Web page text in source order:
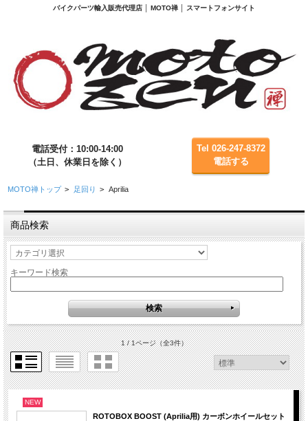
バイクパーツ輸入販売代理店 │ MOTO禅 │ スマートフォンサイト
電話受付：10:00-14:00
（土日、休業日を除く）
Tel 026-247-8372
電話する
MOTO禅トップ > 足回り > Aprilia
商品検索
キーワード検索
1 / 1ページ（全3件）
NEW
ROTOBOX BOOST (Aprilia用) カーボンホイールセット